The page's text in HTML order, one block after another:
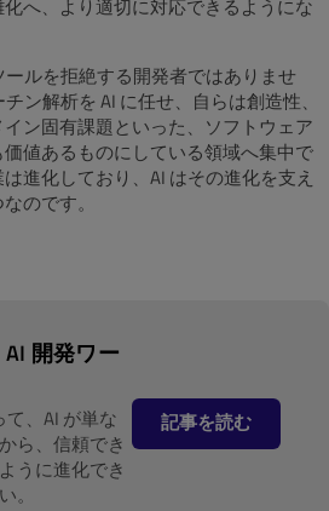
へ、より適切に対応できるようにな
ルを拒絶する開発者ではありませ
ン解析を AI に任せ、自らは創造性、
ン固有課題といった、ソフトウェア
値あるものにしている領域へ集中で
進化しており、AI はその進化を支え
のです。
開発ワー
て、AI が単な
ら、信頼でき
うに進化でき
。
記事を読む